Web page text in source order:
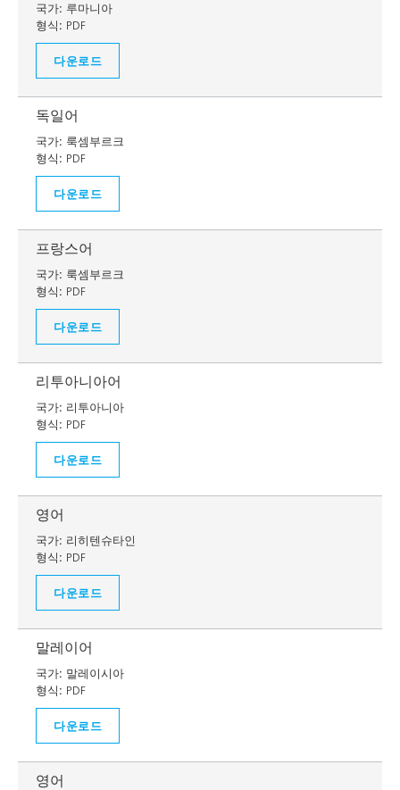
국가: 루마니아
형식: PDF
다운로드
독일어
국가: 룩셈부르크
형식: PDF
다운로드
프랑스어
국가: 룩셈부르크
형식: PDF
다운로드
리투아니아어
국가: 리투아니아
형식: PDF
다운로드
영어
국가: 리히텐슈타인
형식: PDF
다운로드
말레이어
국가: 말레이시아
형식: PDF
다운로드
영어